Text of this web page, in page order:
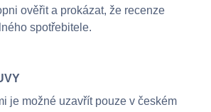
ověřit a prokázat, že recenze
spotřebitele.
je možné uzavřít pouze v českém